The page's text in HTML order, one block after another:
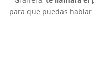
para que puedas